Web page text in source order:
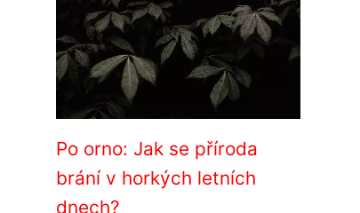
Po orno: Jak se příroda
brání v horkých letních
dnech?